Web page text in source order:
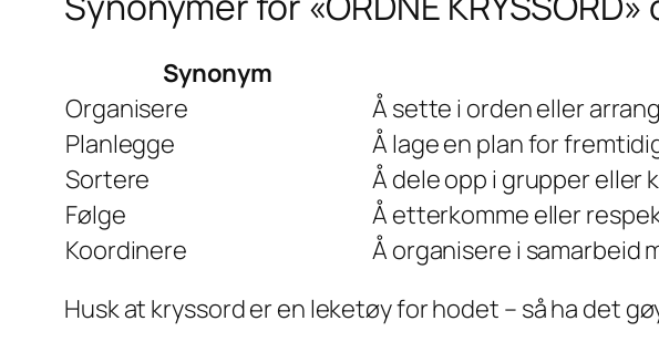
Synonym
Organisere
Å sette i orden eller
Planlegge
Å lage en plan for
Sortere
Å dele opp i grupper eller
Følge
Å etterkomme eller
Koordinere
Å organisere i samarbeid
Husk at kryssord er en leketøy for hodet – så ha det